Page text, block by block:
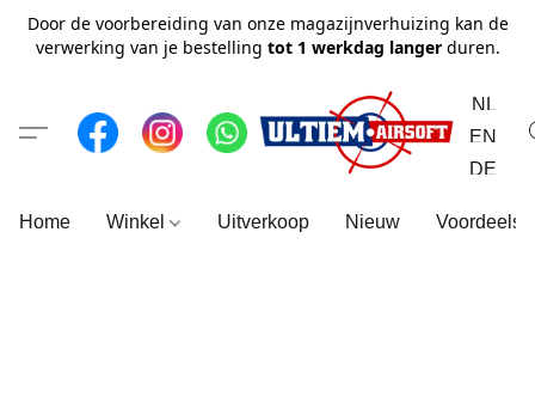
Door de voorbereiding van onze magazijnverhuizing kan de
verwerking van je bestelling tot 1 werkdag langerduren.
NL
EN
DE
Home Winkel Uitverkoop Nieuw